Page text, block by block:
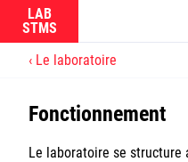
LAB
La recherche
Le laboratoire
Fonctionnement
Le laboratoire se structure